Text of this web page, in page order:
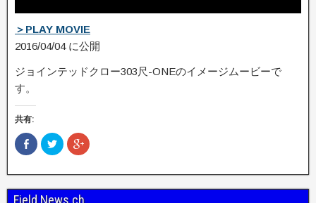
＞PLAY MOVIE
2016/04/04 に公開
ジョインテッドクロー303尺-ONEのイメージムービーで
す。
共有:
F
a
b
o
ク
リ
し
T
ク
リ
し
G
Field News ch.